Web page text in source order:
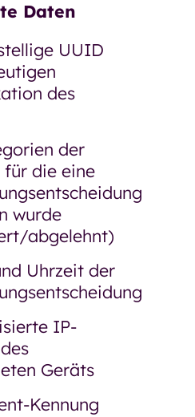
Daten
UUID
des
der
für die eine
wurde
abgelehnt)
Uhrzeit der
IP-
Geräts
Kennung